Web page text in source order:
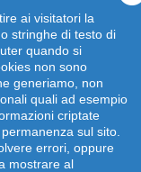
ai visitatori la
stringhe di testo di
quando si
non sono
generiamo, non
quali ad esempio
criptate
sul sito.
errori, oppure
mostrare al